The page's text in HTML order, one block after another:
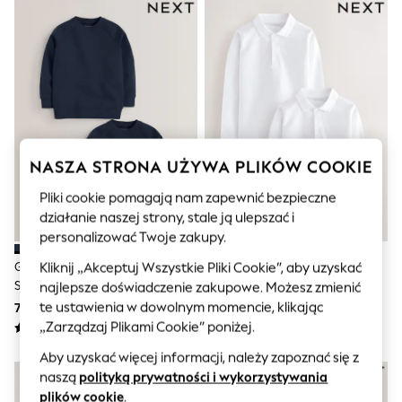
Men's Holiday Shop
All Swimwear
Accessories
Bags & Luggage
Linen Collection
Loafers
Polo Shirts
Sandals & Flipflops
Shirts
Shorts
Sunglasses
T-Shirts
Vests
Boys Holiday Shop
All swimwear
Ponchos & Toweling sets
Sun Hats & Caps
Rash Vests
Sandals & Sliders
Shirts
Granatowy - Zestaw 2 Swetrów
Szkolnych Z Okrągłym Dekoltem
(3–16 Lat)
74 zł - 148 zł
Biały - Zestaw 2 Szkolnych
Koszulek Polo Z Długim
Rękawem (3–16 Lat)
49 zł - 86 zł
NASZA STRONA UŻYWA PLIKÓW COOKIE
Pliki cookie pomagają nam zapewnić bezpieczne
działanie naszej strony, stale ją ulepszać i
personalizować Twoje zakupy.
Kliknij „Akceptuj Wszystkie Pliki Cookie”, aby uzyskać
najlepsze doświadczenie zakupowe. Możesz zmienić
te ustawienia w dowolnym momencie, klikając
„Zarządzaj Plikami Cookie” poniżej.
Aby uzyskać więcej informacji, należy zapoznać się z
naszą polityką prywatności i wykorzystywania
plików cookie.